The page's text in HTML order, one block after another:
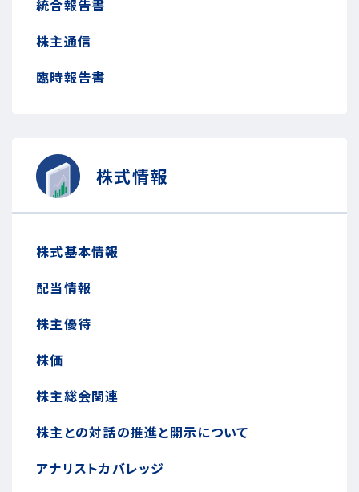
統合報告書
株主通信
臨時報告書
株式情報
株式基本情報
配当情報
株主優待
株価
株主総会関連
株主との対話の推進と開示について
アナリストカバレッジ